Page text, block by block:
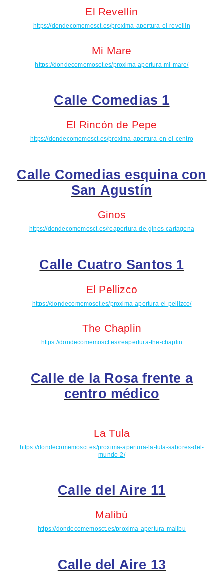
El Revellín
https://dondecomemosct.es/proxima-apertura-el-revellin
Mi Mare
https://dondecomemosct.es/proxima-apertura-mi-mare/
Calle Comedias 1
El Rincón de Pepe
https://dondecomemosct.es/proxima-apertura-en-el-centro
Calle Comedias esquina con
San Agustín
Ginos
https://dondecomemosct.es/reapertura-de-ginos-cartagena
Calle Cuatro Santos 1
El Pellizco
https://dondecomemosct.es/proxima-apertura-el-pellizco/
The Chaplin
https://dondecomemosct.es/reapertura-the-chaplin
Calle de la Rosa frente a
centro médico
La Tula
https://dondecomemosct.es/proxima-apertura-la-tula-sabores-del-
mundo-2/
Calle del Aire 11
Malibú
https://dondecomemosct.es/proxima-apertura-malibu
Calle del Aire 13